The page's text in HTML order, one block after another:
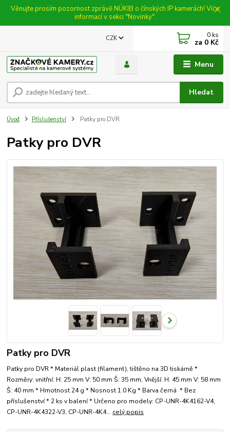
Věnujte prosím pozornost zprávě NÚKIB o čínských IP kamerách! Více
informací v sekci "Novinky".
Menu
CZK
Hledat
0 ks
za 0 Kč
Úvod Příslušenství Patky pro DVR
Patky pro DVR
Patky pro DVR
Patky pro DVR * Materiál plast (filament), tištěno na 3D tiskárně *
Rozměry: vnitřní: H: 25 mm V: 50 mm Š: 35 mm, Vnější: H: 45 mm V: 58 mm
Š: 40 mm * Hmotnost 24 g * Nosnost 1.0 Kg * Barva černá * Bez
příslušenství * 2 ks v balení * Určeno pro modely: CP-UNR-4K4162-V4,
CP-UNR-4K4322-V3, CP-UNR-4K4... celý popis